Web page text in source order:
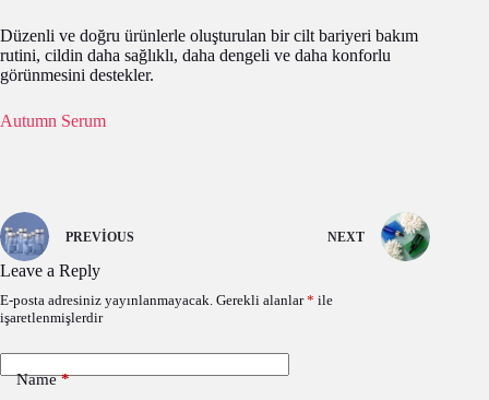
Düzenli ve doğru ürünlerle oluşturulan bir cilt bariyeri bakım
rutini, cildin daha sağlıklı, daha dengeli ve daha konforlu
görünmesini destekler.
Autumn Serum
PREVIOUS NEXT
Leave a Reply
E-posta adresiniz yayınlanmayacak. Gerekli alanlar* ile
işaretlenmişlerdir
Name*